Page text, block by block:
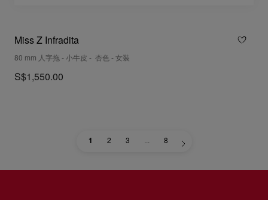
Miss Z Infradita
80 mm 人字拖 - 小牛皮 - 杏色 - 女装
S$1,550.00
1 2 3 ... 8